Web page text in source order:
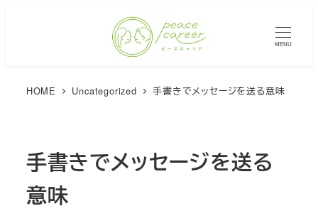
MENU
HOME Uncategorized 手書きでメッセージを送る意味
手書きでメッセージを送る
意味